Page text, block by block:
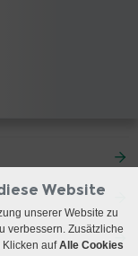
Website
unserer Website zu
verbessern. Zusätzliche
Klicken aufAlle Cookies